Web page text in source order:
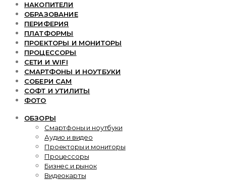
НАКОПИТЕЛИ
ОБРАЗОВАНИЕ
ПЕРИФЕРИЯ
ПЛАТФОРМЫ
ПРОЕКТОРЫ И МОНИТОРЫ
ПРОЦЕССОРЫ
СЕТИ И WIFI
СМАРТФОНЫ И НОУТБУКИ
СОБЕРИ САМ
СОФТ И УТИЛИТЫ
ФОТО
ОБЗОРЫ
Смартфоны и ноутбуки
Аудио и видео
Проекторы и мониторы
Процессоры
Бизнес и рынок
Видеокарты